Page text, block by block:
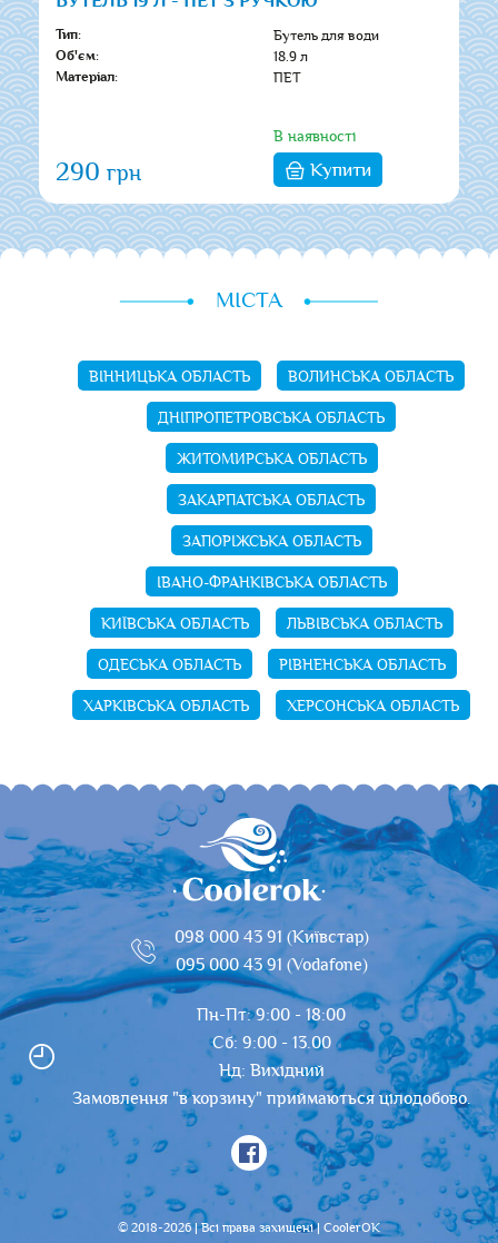
Тип: Бутель для води
Об'єм: 18.9 л
Матеріал: ПЕТ
290 грн
В наявності
Купити
МІСТА
ВІННИЦЬКА ОБЛАСТЬ
ВОЛИНСЬКА ОБЛАСТЬ
ДНІПРОПЕТРОВСЬКА ОБЛАСТЬ
ЖИТОМИРСЬКА ОБЛАСТЬ
ЗАКАРПАТСЬКА ОБЛАСТЬ
ЗАПОРІЖСЬКА ОБЛАСТЬ
ІВАНО-ФРАНКІВСЬКА ОБЛАСТЬ
КИЇВСЬКА ОБЛАСТЬ
ЛЬВІВСЬКА ОБЛАСТЬ
ОДЕСЬКА ОБЛАСТЬ
РІВНЕНСЬКА ОБЛАСТЬ
ХАРКІВСЬКА ОБЛАСТЬ
ХЕРСОНСЬКА ОБЛАСТЬ
098 000 43 91 (Київстар)
095 000 43 91 (Vodafone)
Пн-Пт: 9:00 - 18:00
Сб: 9:00 - 13.00
Нд: Вихідний
Замовлення "в корзину" приймаються цілодобово.
© 2018-2026 | Всі права захищені | CoolerOK